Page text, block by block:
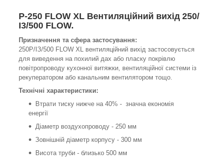
P-250 FLOW XL Вентиляційний вихід 250/
І3/500 FLOW.
Призначення та сфера застосування:
250P/ІЗ/500 FLOW XL вентиляційний вихід застосовується
для виведення на похилий дах або пласку покрівлю
повітропроводу кухонної витяжки, вентиляційної системи із
рекуператором або канальним вентилятором тощо.
Технічні характеристики:
Втрати тиску нижче на 40% - значна економія
енергії
Діаметр воздухопроводу - 250 мм
Зовнішній діаметр корпусу - 300 мм
Висота труби - близько 500 мм